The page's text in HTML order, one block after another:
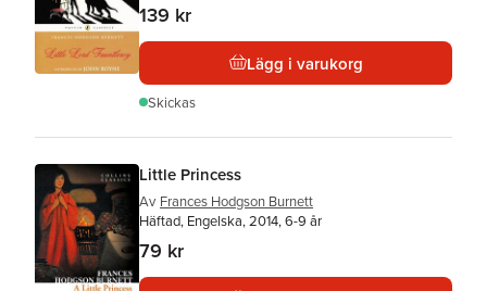
139 kr
Lägg i varukorg
Skickas
Little Princess
Av Frances Hodgson Burnett
Häftad, Engelska, 2014, 6-9 år
79 kr